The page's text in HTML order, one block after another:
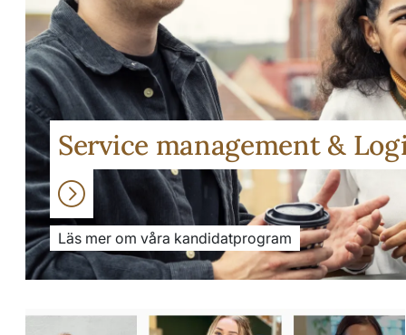
Service management &
Läs mer om våra kandidatprogram